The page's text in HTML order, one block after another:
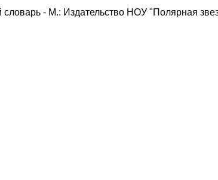
- М.: Издательство НОУ "Полярная